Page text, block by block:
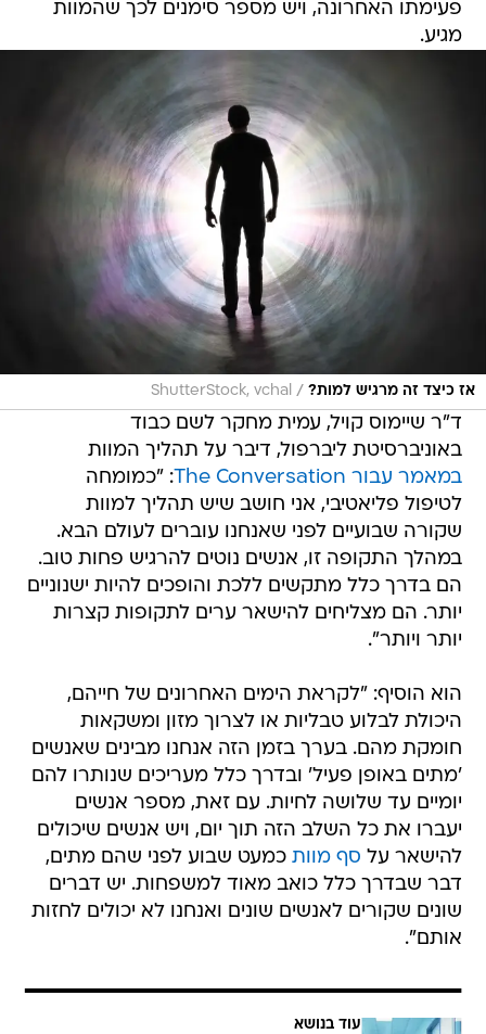
פעימתו האחרונה, ויש מספר סימנים לכך שהמוות
מגיע.
אז כיצד זה מרגיש למות? /
ShutterStock, vchal
ד"ר שיימוס קויל, עמית מחקר לשם כבוד
באוניברסיטת ליברפול, דיבר על תהליך המוות
במאמר עבור The Conversation
: "כמומחה
לטיפול פליאטיבי, אני חושב שיש תהליך למוות
שקורה שבועיים לפני שאנחנו עוברים לעולם הבא.
במהלך התקופה זו, אנשים נוטים להרגיש פחות טוב.
הם בדרך כלל מתקשים ללכת והופכים להיות ישנוניים
יותר. הם מצליחים להישאר ערים לתקופות קצרות
יותר ויותר".
הוא הוסיף: "לקראת הימים האחרונים של חייהם,
היכולת לבלוע טבליות או לצרוך מזון ומשקאות
חומקת מהם. בערך בזמן הזה אנחנו מבינים שאנשים
'מתים באופן פעיל' ובדרך כלל מעריכים שנותרו להם
יומיים עד שלושה לחיות. עם זאת, מספר אנשים
יעברו את כל השלב הזה תוך יום, ויש אנשים שיכולים
להישאר על סף מוות כמעט שבוע לפני שהם מתים,
דבר שבדרך כלל כואב מאוד למשפחות. יש דברים
שונים שקורים לאנשים שונים ואנחנו לא יכולים לחזות
אותם".
עוד בנושא